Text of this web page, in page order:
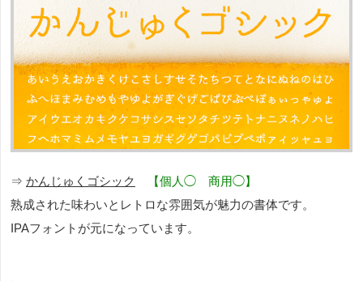
⇒ かんじゅくゴシック
【個人◯ 商用◯】
熟成された味わいとレトロな雰囲気が魅力の書体です。
IPAフォントが元になっています。